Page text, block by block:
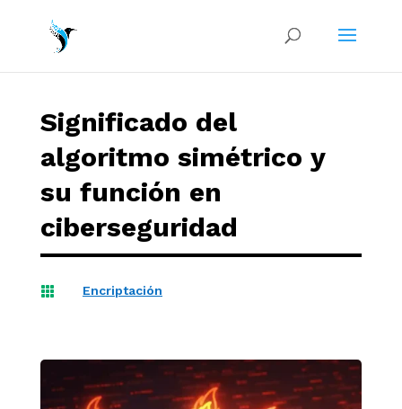
Significado del
algoritmo simétrico y
su función en
ciberseguridad
 Encriptación